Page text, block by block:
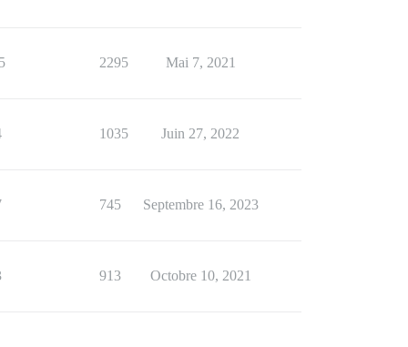
2295 Mai 7, 2021
1035 Juin 27, 2022
745 Septembre 16, 2023
913 Octobre 10, 2021